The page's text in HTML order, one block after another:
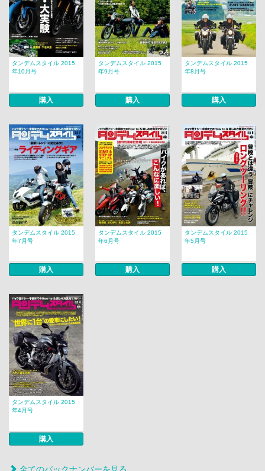
タンデムスタイル 2015
年10月号
購入
タンデムスタイル 2015
年9月号
購入
タンデムスタイル 2015
年8月号
購入
タンデムスタイル 2015
年7月号
購入
タンデムスタイル 2015
年6月号
購入
タンデムスタイル 2015
年5月号
購入
タンデムスタイル 2015
年4月号
購入